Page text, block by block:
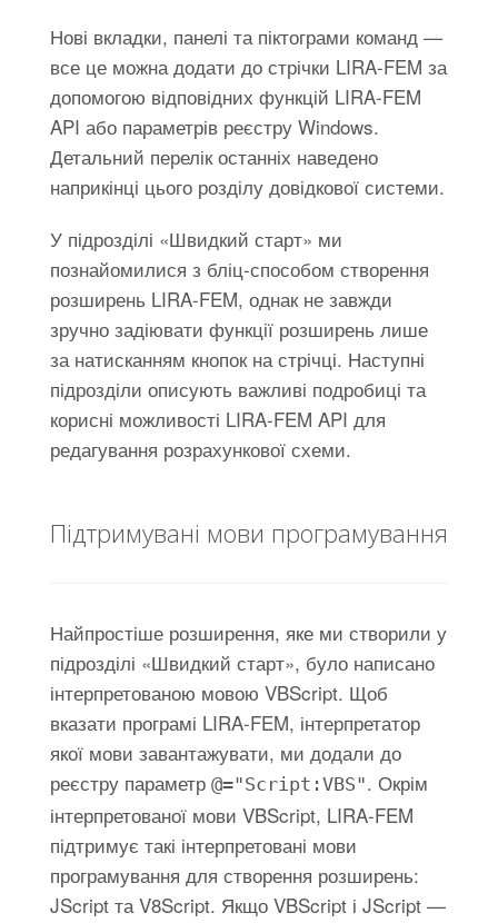
Нові вкладки, панелі та піктограми команд —
все це можна додати до стрічки LIRA-FEM за
допомогою відповідних функцій LIRA-FEM
API або параметрів реєстру Windows.
Детальний перелік останніх наведено
наприкінці цього розділу довідкової системи.
У підрозділі «Швидкий старт» ми
познайомилися з бліц-способом створення
розширень LIRA-FEM, однак не завжди
зручно задіювати функції розширень лише
за натисканням кнопок на стрічці. Наступні
підрозділи описують важливі подробиці та
корисні можливості LIRA-FEM API для
редагування розрахункової схеми.
Підтримувані мови програмування
Найпростіше розширення, яке ми створили у
підрозділі «Швидкий старт», було написано
інтерпретованою мовою VBScript. Щоб
вказати програмі LIRA-FEM, інтерпретатор
якої мови завантажувати, ми додали до
реєстру параметр @="Script:VBS". Окрім
інтерпретованої мови VBScript, LIRA-FEM
підтримує такі інтерпретовані мови
програмування для створення розширень:
JScript та V8Script. Якщо VBScript і JScript —